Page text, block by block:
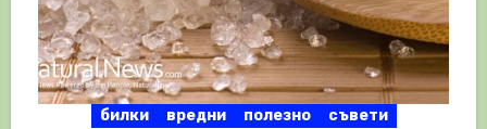
билки вредни полезно съвети